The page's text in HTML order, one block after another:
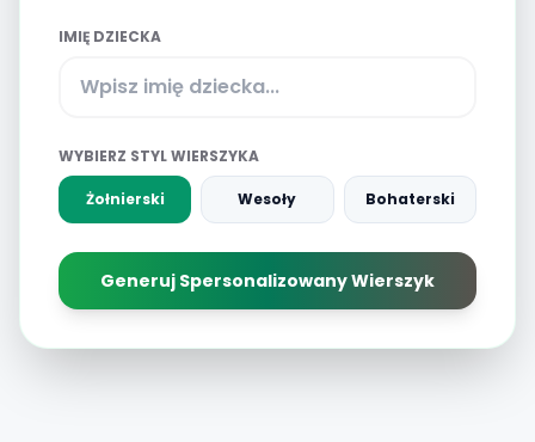
IMIĘ DZIECKA
WYBIERZ STYL WIERSZYKA
Żołnierski Wesoły Bohaterski
Generuj Spersonalizowany Wierszyk